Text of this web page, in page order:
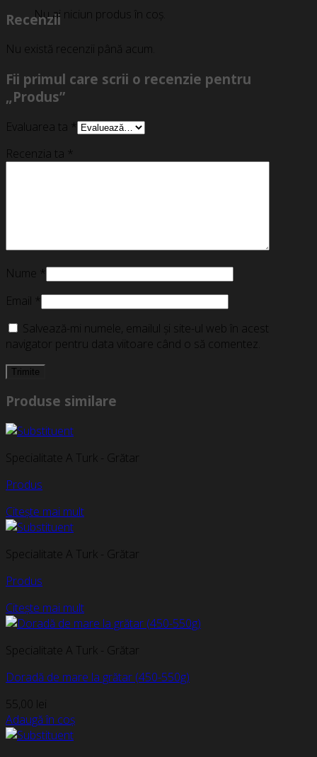
Nu ai niciun produs în coș.
Recenzii
Nu există recenzii până acum.
Fii primul care scrii o recenzie pentru
„Produs”
Evaluarea ta *
Recenzia ta *
Nume *
Email *
Salvează-mi numele, emailul și site-ul web în acest
navigator pentru data viitoare când o să comentez.
Produse similare
Specialitate A Turk - Grătar
Produs
Citește mai mult
Specialitate A Turk - Grătar
Produs
Citește mai mult
Specialitate A Turk - Grătar
Doradă de mare la grătar (450-550g)
55,00 lei
Adaugă în coș